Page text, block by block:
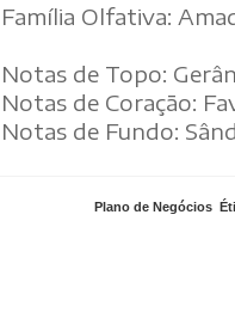
Família Olfativa:
Notas de Topo:
Notas de Coração:
Notas de Fundo:
Plano de Negócios ,